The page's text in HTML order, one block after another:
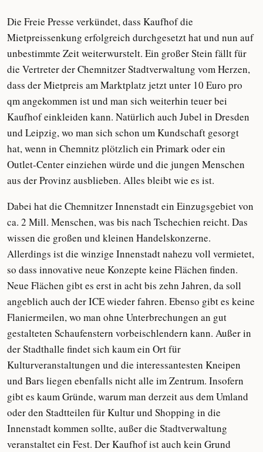
Die Freie Presse verkündet, dass Kaufhof die
Mietpreissenkung erfolgreich durchgesetzt hat und nun auf
unbestimmte Zeit weiterwurstelt. Ein großer Stein fällt für
die Vertreter der Chemnitzer Stadtverwaltung vom Herzen,
dass der Mietpreis am Marktplatz jetzt unter 10 Euro pro
qm angekommen ist und man sich weiterhin teuer bei
Kaufhof einkleiden kann. Natürlich auch Jubel in Dresden
und Leipzig, wo man sich schon um Kundschaft gesorgt
hat, wenn in Chemnitz plötzlich ein Primark oder ein
Outlet-Center einziehen würde und die jungen Menschen
aus der Provinz ausblieben. Alles bleibt wie es ist.
Dabei hat die Chemnitzer Innenstadt ein Einzugsgebiet von
ca. 2 Mill. Menschen, was bis nach Tschechien reicht. Das
wissen die großen und kleinen Handelskonzerne.
Allerdings ist die winzige Innenstadt nahezu voll vermietet,
so dass innovative neue Konzepte keine Flächen finden.
Neue Flächen gibt es erst in acht bis zehn Jahren, da soll
angeblich auch der ICE wieder fahren. Ebenso gibt es keine
Flaniermeilen, wo man ohne Unterbrechungen an gut
gestalteten Schaufenstern vorbeischlendern kann. Außer in
der Stadthalle findet sich kaum ein Ort für
Kulturveranstaltungen und die interessantesten Kneipen
und Bars liegen ebenfalls nicht alle im Zentrum. Insofern
gibt es kaum Gründe, warum man derzeit aus dem Umland
oder den Stadtteilen für Kultur und Shopping in die
Innenstadt kommen sollte, außer die Stadtverwaltung
veranstaltet ein Fest. Der Kaufhof ist auch kein Grund